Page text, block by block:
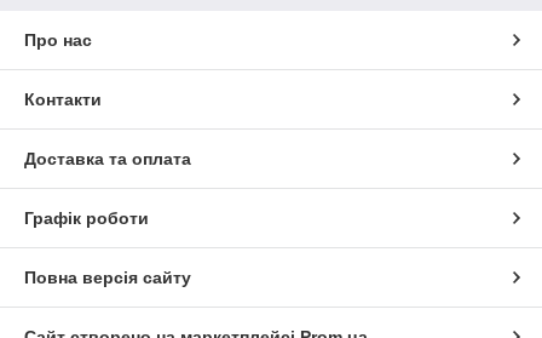
Про нас
Контакти
Доставка та оплата
Графік роботи
Повна версія сайту